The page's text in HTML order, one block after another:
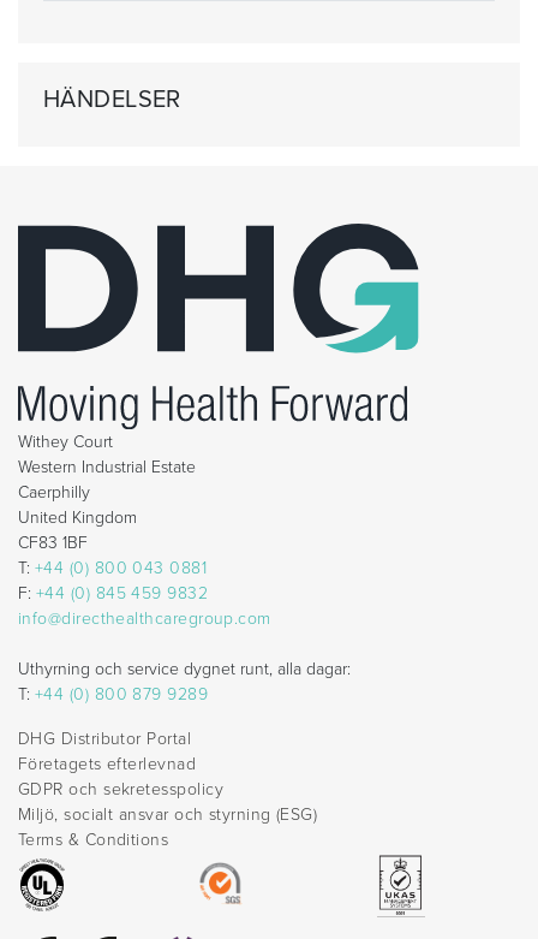
HÄNDELSER
Withey Court
Western Industrial Estate
Caerphilly
United Kingdom
CF83 1BF
T: +44 (0) 800 043 0881
F: +44 (0) 845 459 9832
info@directhealthcaregroup.com
Uthyrning och service dygnet runt, alla dagar:
T: +44 (0) 800 879 9289
DHG Distributor Portal
Företagets efterlevnad
GDPR och sekretesspolicy
Miljö, socialt ansvar och styrning (ESG)
Terms & Conditions